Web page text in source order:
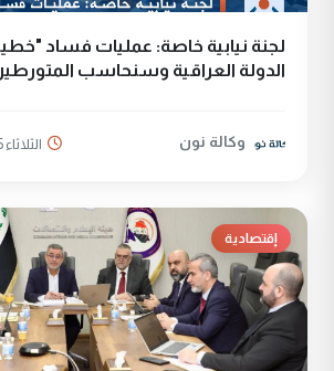
لجنة نيابية خاصة: عمليات فساد
الدولة العراقية وسنحاسب
وكالة نون الثلاثاء 25 آذار 2025
إقتصادية